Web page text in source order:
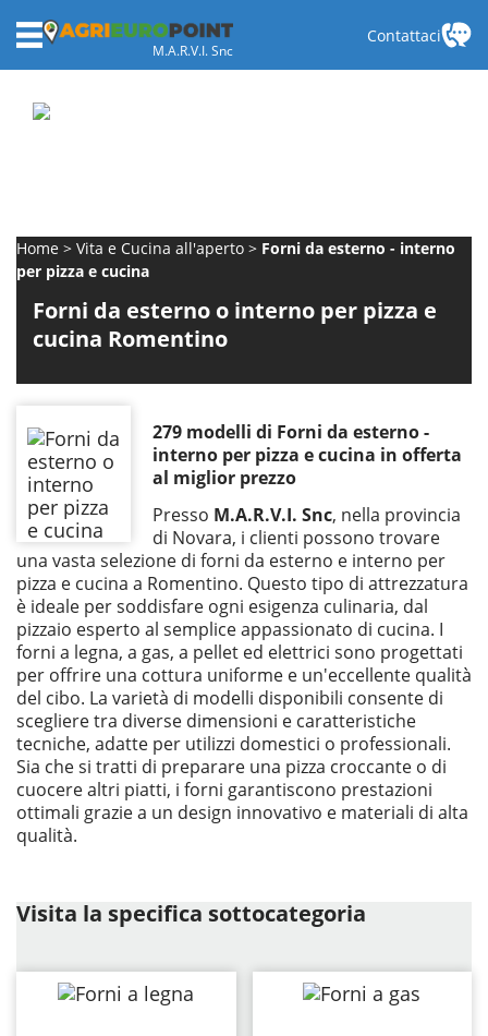
M.A.R.V.I. Snc
Contattaci
Home Vita e Cucina all'aperto
Forni da esterno - interno
per pizza e cucina
Forni da esterno o interno per pizza e
cucina Romentino
279 modelli di Forni da esterno -
interno per pizza e cucina in offerta
al miglior prezzo
Presso M.A.R.V.I. Snc, nella provincia
di Novara, i clienti possono trovare
una vasta selezione di forni da esterno e interno per
pizza e cucina a Romentino. Questo tipo di attrezzatura
è ideale per soddisfare ogni esigenza culinaria, dal
pizzaio esperto al semplice appassionato di cucina. I
forni a legna, a gas, a pellet ed elettrici sono progettati
per offrire una cottura uniforme e un'eccellente qualità
del cibo. La varietà di modelli disponibili consente di
scegliere tra diverse dimensioni e caratteristiche
tecniche, adatte per utilizzi domestici o professionali.
Sia che si tratti di preparare una pizza croccante o di
cuocere altri piatti, i forni garantiscono prestazioni
ottimali grazie a un design innovativo e materiali di alta
qualità.
Visita la specifica sottocategoria